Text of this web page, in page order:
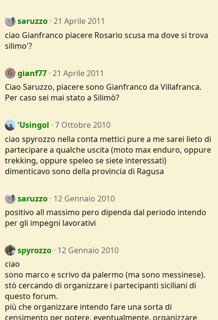
saruzzo 21 Aprile 2011
ciao Gianfranco piacere Rosario scusa ma dove si trova
silimo'?
G gianf77 21 Aprile 2011
Ciao Saruzzo, piacere sono Gianfranco da Villafranca.
Per caso sei mai stato a Silimò?
'Usingol
7 Ottobre 2010
ciao spyrozzo nella conta mettici pure a me sarei lieto di
partecipare a qualche uscita (moto max enduro, oppure
trekking, oppure speleo se siete interessati)
dimenticavo sono della provincia di Ragusa
saruzzo 12 Gennaio 2010
positivo all massimo pero dipenda dal periodo intendo
per gli impegni lavorativi
spyrozzo 12 Gennaio 2010
ciao
sono marco e scrivo da palermo (ma sono messinese).
stò cercando di organizzare i partecipanti siciliani di
questo forum.
più che organizzare intendo fare una sorta di
censimento per potere, eventualmente, organizzare